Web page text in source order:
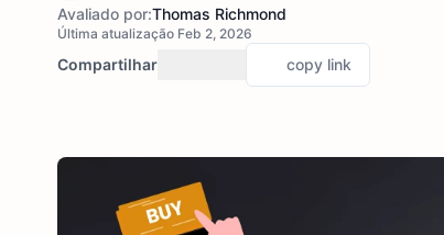
Avaliado por:Thomas Richmond
Última atualização Feb 2, 2026
Compartilhar copy link